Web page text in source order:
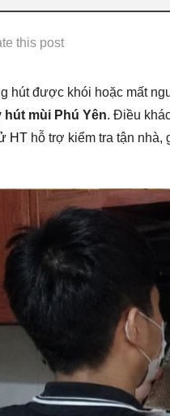
this post
hút được khói hoặc mất
hút mùi Phú Yên. Điều
HT hỗ trợ kiểm tra tận